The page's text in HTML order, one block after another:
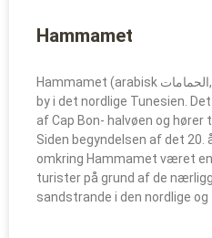
Hammamet
Hammamet (arabisk الحمامات, DMG al-Ḥammāmāt) er en
by i det nordlige Tunesien.
af Cap Bon- halvøen og hører
Siden begyndelsen af det 20.
omkring Hammamet været
turister på grund af de
sandstrande i den nordlige og